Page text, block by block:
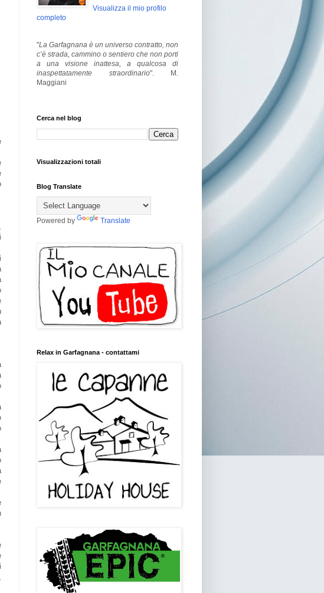
Visualizza il mio profilo
completo
"La Garfagnana è un universo contratto, non
c’è strada, cammino o sentiero che non porti
a una visione inattesa, a qualcosa di
inaspettatamente straordinario". M.
Maggiani
Cerca nel blog
Visualizzazioni totali
Blog Translate
Powered by Translate
Relax in Garfagnana - contattami